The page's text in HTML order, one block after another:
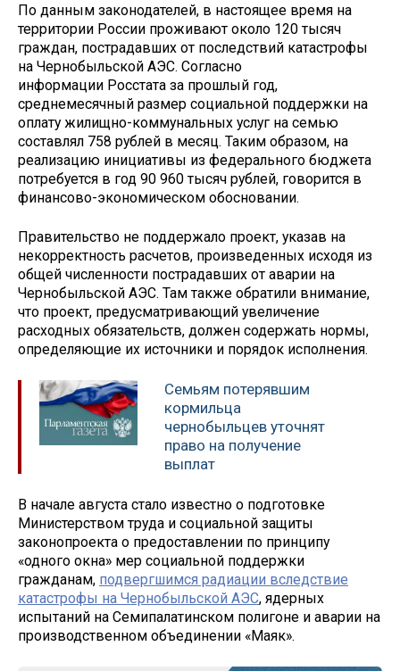
По данным законодателей, в настоящее время на
территории России проживают около 120 тысяч
граждан, пострадавших от последствий катастрофы
на Чернобыльской АЭС. Согласно
информации Росстата за прошлый год,
среднемесячный размер социальной поддержки на
оплату жилищно-коммунальных услуг на семью
составлял 758 рублей в месяц. Таким образом, на
реализацию инициативы из федерального бюджета
потребуется в год 90 960 тысяч рублей, говорится в
финансово-экономическом обосновании.
Правительство не поддержало проект, указав на
некорректность расчетов, произведенных исходя из
общей численности пострадавших от аварии на
Чернобыльской АЭС. Там также обратили внимание,
что проект, предусматривающий увеличение
расходных обязательств, должен содержать нормы,
определяющие их источники и порядок исполнения.
Семьям потерявшим
кормильца
чернобыльцев уточнят
право на получение
выплат
В начале августа стало известно о подготовке
Министерством труда и социальной защиты
законопроекта о предоставлении по принципу
«одного окна» мер социальной поддержки
гражданам, подвергшимся радиации вследствие
катастрофы на Чернобыльской АЭС, ядерных
испытаний на Семипалатинском полигоне и аварии на
производственном объединении «Маяк».